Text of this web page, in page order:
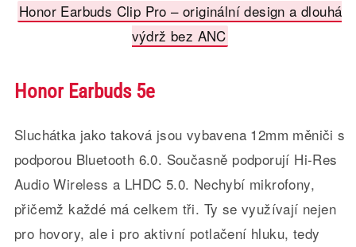
Honor Earbuds Clip Pro – originální design a dlouhá
výdrž bez ANC
Honor Earbuds 5e
Sluchátka jako taková jsou vybavena 12mm měniči s
podporou Bluetooth 6.0. Současně podporují Hi-Res
Audio Wireless a LHDC 5.0. Nechybí mikrofony,
přičemž každé má celkem tři. Ty se využívají nejen
pro hovory, ale i pro aktivní potlačení hluku, tedy